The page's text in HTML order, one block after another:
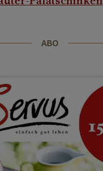
ABO